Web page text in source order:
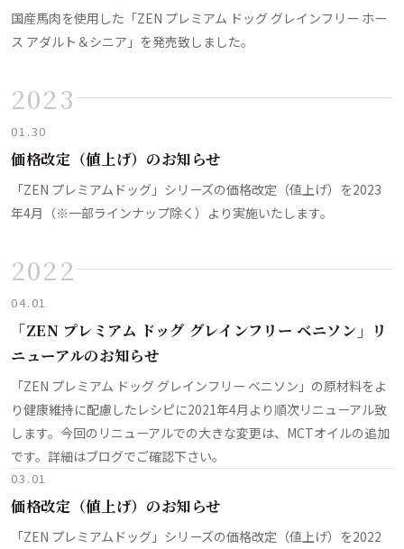
国産馬肉を使用した「ZEN プレミアム ドッグ グレインフリー ホー
ス アダルト＆シニア」を発売致しました。
2023
01.30
価格改定（値上げ）のお知らせ
「ZEN プレミアムドッグ」シリーズの価格改定（値上げ）を2023
年4月（※一部ラインナップ除く）より実施いたします。
2022
04.01
「ZEN プレミアム ドッグ グレインフリー ベニソン」リ
ニューアルのお知らせ
「ZEN プレミアム ドッグ グレインフリー ベニソン」の原材料をよ
り健康維持に配慮したレシピに2021年4月より順次リニューアル致
します。今回のリニューアルでの大きな変更は、MCTオイルの追加
です。詳細はブログでご確認下さい。
03.01
価格改定（値上げ）のお知らせ
「ZEN プレミアムドッグ」シリーズの価格改定（値上げ）を2022